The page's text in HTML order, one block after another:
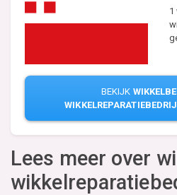
1
BEKIJK
Lees meer over